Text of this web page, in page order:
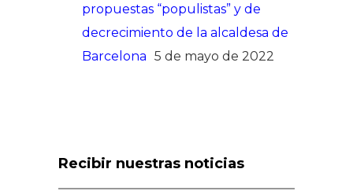
propuestas “populistas” y de
decrecimiento de la alcaldesa de
Barcelona 5 de mayo de 2022
Recibir nuestras noticias